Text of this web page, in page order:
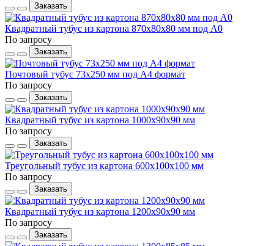
Заказать
Квадратный тубус из картона 870x80x80 мм под А0
По запросу
Заказать
Почтовый тубус 73x250 мм под А4 формат
По запросу
Заказать
Квадратный тубус из картона 1000x90x90 мм
По запросу
Заказать
Треугольный тубус из картона 600x100x100 мм
По запросу
Заказать
Квадратный тубус из картона 1200x90x90 мм
По запросу
Заказать